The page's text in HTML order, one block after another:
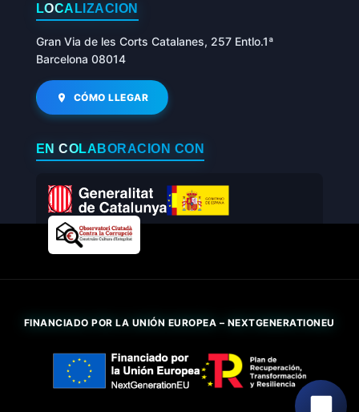
LOCALIZACIÓN
Gran Via de les Corts Catalanes, 257 Entlo.1ª
Barcelona 08014
CÓMO LLEGAR
EN COLABORACIÓN CON
FINANCIADO POR LA UNIÓN EUROPEA – NEXTGENERATIONEU